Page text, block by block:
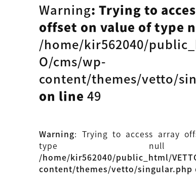
Warning: Trying to
offset on value of type
/home/kir562040/
O/cms/wp-
content/themes/vetto/
on line49
Warning: Trying to access array
type
/home/kir562040/public_html/
content/themes/vetto/singular.php